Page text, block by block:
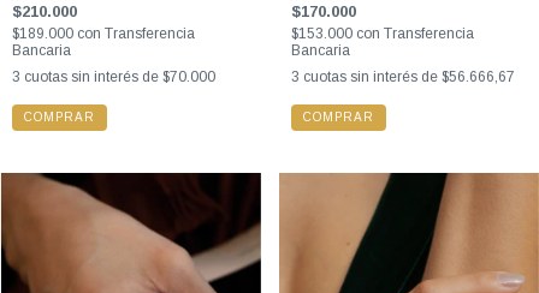
$210.000
$189.000 con Transferencia
Bancaria
3 cuotas sin interés de $70.000
COMPRAR
$170.000
$153.000 con Transferencia
Bancaria
3 cuotas sin interés de $56.666,67
COMPRAR